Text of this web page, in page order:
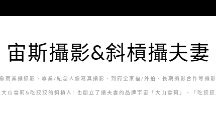
宙斯攝影&斜槓攝夫妻
商業攝錄影、專業/紀念人像寫真攝影、到府全家福/外拍、長期攝影合作等攝
大山雪莉&吃餃餃的斜槓人! 也創立了攝夫妻的品牌宇宙「大山雪莉」、「吃餃餃